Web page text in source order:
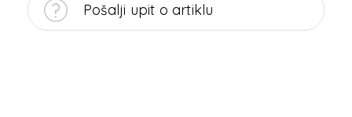
Pošalji upit o artiklu